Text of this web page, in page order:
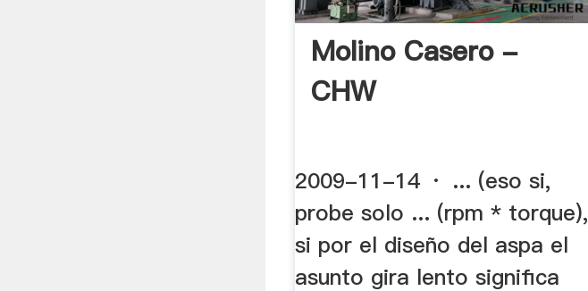
Molino Casero -
CHW
2009-11-14 · ... (eso si,
probe solo ... (rpm * torque),
si por el diseño del aspa el
asunto gira lento significa